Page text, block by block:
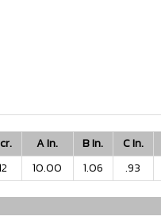
A In. B In. C In.
10.00 1.06 .93